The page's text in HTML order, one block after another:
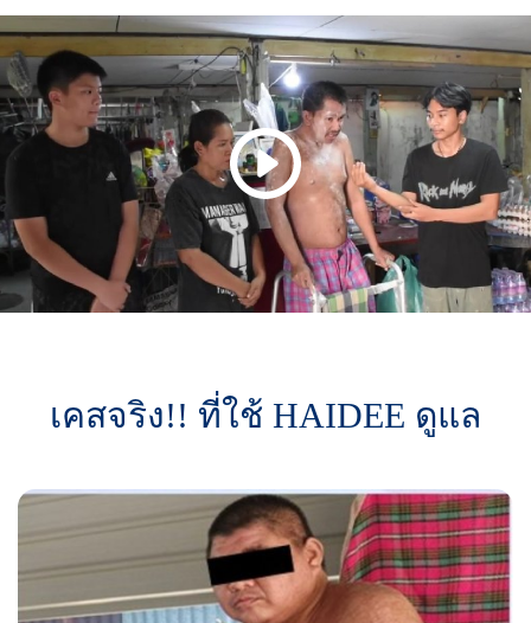
เคสจริง!! ที่ใช้ HAIDEE ดูแล